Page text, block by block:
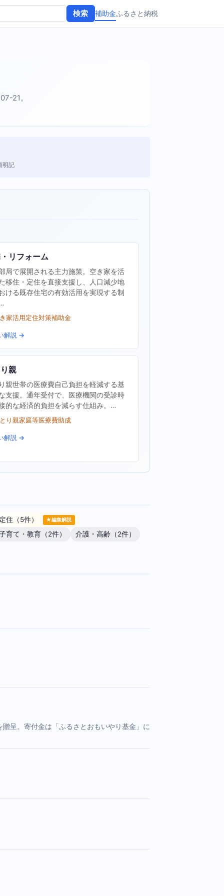
検索 補助金ふるさと納税
21。
明記
リフォーム
局で展開される主力施策。空き家を活
移住・定住を直接支援し、人口減少地
ける既存住宅の有効活用を実現する制
家活用定住対策補助金
解説 →
親
親世帯の医療費自己負担を軽減する基
支援。通年受付で、医療機関の受診時
的な経済的負担を減らす仕組み。…
り親家庭等医療費助成
解説 →
住（5件） ★編集解説
育て・教育（2件） 介護・高齢（2件）
呈。寄付金は「ふるさとおもいやり基金」に